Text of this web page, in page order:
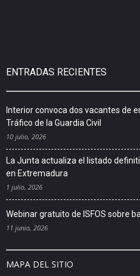
ENTRADAS RECIENTES
Interior convoca dos vacantes de
Tráfico de la Guardia Civil
10 julio, 2026
La Junta actualiza el listado
en Extremadura
1 julio, 2026
Webinar gratuito de ISFOS sobre
11 junio, 2026
MAPA DEL SITIO